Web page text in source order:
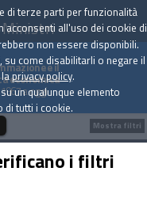
Ministri
e il
economica
a oggi
i filtri
Mostra filtri
di terze parti per funzionalità
acconsenti all'uso dei cookie di
non essere disponibili.
come disabilitarli o negare il
laprivacy policy.
un qualunque elemento
tutti i cookie.